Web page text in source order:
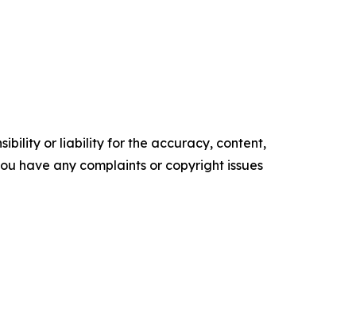
or liability for the accuracy, content,
have any complaints or copyright issues